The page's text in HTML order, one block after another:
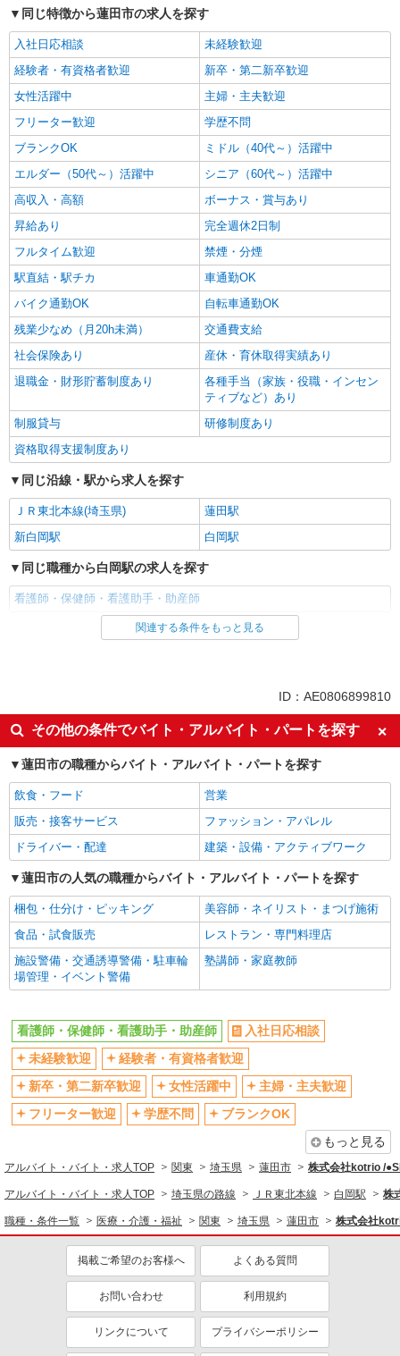
同じ特徴から蓮田市の求人を探す
入社日応相談
未経験歓迎
経験者・有資格者歓迎
新卒・第二新卒歓迎
女性活躍中
主婦・主夫歓迎
フリーター歓迎
学歴不問
ブランクOK
ミドル（40代～）活躍中
エルダー（50代～）活躍中
シニア（60代～）活躍中
高収入・高額
ボーナス・賞与あり
昇給あり
完全週休2日制
フルタイム歓迎
禁煙・分煙
駅直結・駅チカ
車通勤OK
バイク通勤OK
自転車通勤OK
残業少なめ（月20h未満）
交通費支給
社会保険あり
産休・育休取得実績あり
退職金・財形貯蓄制度あり
各種手当（家族・役職・インセン
ティブなど）あり
制服貸与
研修制度あり
資格取得支援制度あり
同じ沿線・駅から求人を探す
ＪＲ東北本線(埼玉県)
蓮田駅
新白岡駅
白岡駅
同じ職種から白岡駅の求人を探す
看護師・保健師・看護助手・助産師
同じ雇用形態から白岡駅の求人を探す
入社日応相談
未経験歓迎
経験者・有資格者歓迎
新卒・第二新卒歓迎
女性活躍中
主婦・主夫歓迎
フリーター歓迎
学歴不問
ブランクOK
ミドル（40代～）活躍中
エルダー（50代～）活躍中
シニア（60代～）活躍中
高収入・高額
ボーナス・賞与あり
昇給あり
完全週休2日制
フルタイム歓迎
禁煙・分煙
駅直結・駅チカ
車通勤OK
バイク通勤OK
社会保険あり
産休・育休取得実績あり
退職金・財形貯蓄制度あり
各種手当（家族・役職・インセン
ティブなど）あり
制服貸与
研修制度あり
資格取得支援制度あり
医療・介護・福祉
看護師・保健師・看護助手・助産師
同じ特徴から求人を探す
未経験歓迎
ミドル（40代～）活躍中
ボーナス・賞与あり
車通勤OK
社会保険あり
関連する条件をもっと見る
ID：AE0806899810
その他の条件でバイト・アルバイト・パートを探す
蓮田市の職種からバイト・アルバイト・パートを探す
飲食・フード
営業
販売・接客サービス
ファッション・アパレル
ドライバー・配達
建築・設備・アクティブワーク
蓮田市の人気の職種からバイト・アルバイト・パートを探す
梱包・仕分け・ピッキング
美容師・ネイリスト・まつげ施術
食品・試食販売
レストラン・専門料理店
施設警備・交通誘導警備・駐車輪
場管理・イベント警備
塾講師・家庭教師
看護師・保健師・看護助手・助産師
入社日応相談
未経験歓迎
経験者・有資格者歓迎
新卒・第二新卒歓迎
女性活躍中
主婦・主夫歓迎
フリーター歓迎
学歴不問
ブランクOK
もっと見る
アルバイト・バイト・求人TOP 関東 埼玉県 蓮田市 株式会社kotrio /
アルバイト・バイト・求人TOP 埼玉県の路線 ＪＲ東北本線 白岡駅 株
職種・条件一覧 医療・介護・福祉 関東 埼玉県 蓮田市 株式会社
掲載ご希望のお客様へ よくある質問
お問い合わせ 利用規約
リンクについて プライバシーポリシー